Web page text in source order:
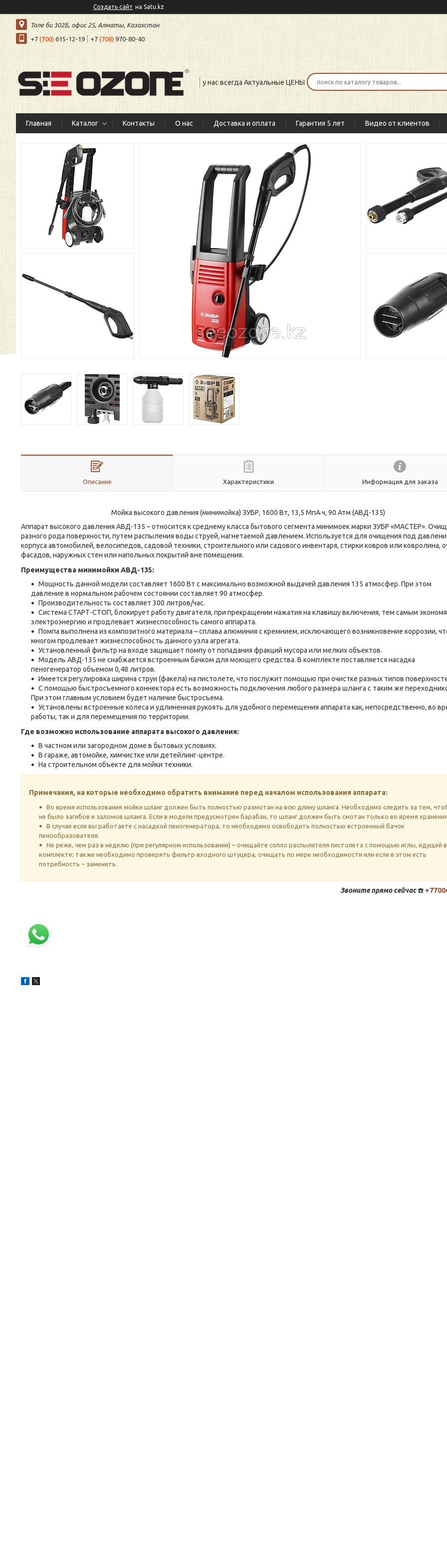
Создать сайт на Satu.kz
Толе би 302Б, офис 25, Алматы, Казахстан
+7 (700)615-12-19 +7(708) 970-80-40
у нас всегда Актуальные ЦЕНЫ
Главная Каталог Контакты О нас Доставка и оплата Гарантия 5 лет Видео от клиентов
Описание Характеристики Информация для заказа
Мойка высокого давления (минимойка) ЗУБР, 1600 Вт, 13,5 МпА·ч, 90 Атм (АВД-135)
Аппарат высокого давления АВД-135 – относится к среднему класса бытового сегмента минимоек марки ЗУБР «МАСТЕР».
разного рода поверхности, путем распыления воды струей, нагнетаемой давлением. Используется для очищения под
корпуса автомобилей, велосипедов, садовой техники, строительного или садового инвентаря, стирки ковров или ковролина,
фасадов, наружных стен или напольных покрытий вне помещения.
Преимущества минимойки АВД-135:
Мощность данной модели составляет 1600 Вт с максимально возможной выдачей давления 135 атмосфер. При этом
давление в нормальном рабочем состоянии составляет 90 атмосфер.
Производительность составляет 300 литров/час.
Система СТАРТ-СТОП, блокирует работу двигателя, при прекращении нажатия на клавишу включения, тем самым экономя
электроэнергию и продлевает жизнеспособность самого аппарата.
Помпа выполнена из композитного материала – сплава алюминия с кремнием, исключающего возникновение коррозии,
многом продлевает жизнеспособность данного узла агрегата.
Установленный фильтр на входе защищает помпу от попадания фракций мусора или мелких объектов.
Модель АВД-135 не снабжается встроенным бачком для моющего средства. В комплекте поставляется насадка
пеногенератор объемом 0,48 литров.
Имеется регулировка ширина струи (факела) на пистолете, что послужит помощью при очистке разных типов
С помощью быстросъемного коннектора есть возможность подключения любого размера шланга с таким же
При этом главным условием будет наличие быстросъема.
Установлены встроенные колеса и удлиненная рукоять для удобного перемещения аппарата как, непосредственно, во
работы, так и для перемещения по территории.
Где возможно использование аппарата высокого давления:
В частном или загородном доме в бытовых условиях.
В гараже, автомойке, химчистке или детейлинг-центре.
На строительном объекте для мойки техники.
Примечания, на которые необходимо обратить внимание перед началом использования аппарата:
Во время использования мойки шланг должен быть полностью размотан на всю длину шланга. Необходимо следить за тем,
не было загибов и заломов шланга. Если в модели предусмотрен барабан, то шланг должен быть смотан только во время
В случае если вы работаете с насадкой пеногенератора, то необходимо освободить полностью встроенный бачок
пенообразователя.
Не реже, чем раз в неделю (при регулярном использовании) – очищайте сопло распылителя пистолета с помощью иглы, идущей в
комплекте; также необходимо проверять фильтр входного штуцера, очищать по мере необходимости или если в этом есть
потребность – заменить.
Звоните прямо сейчас ☎️